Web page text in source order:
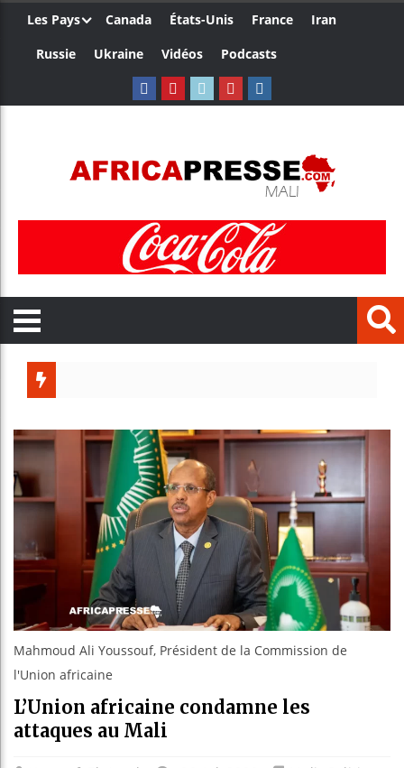
Les Pays Canada États-Unis France
Iran
Russie
Ukraine Vidéos Podcasts
Réforme
Bénin :
Aliko
Mahmoud Ali Youssouf, Président de la Commission de
l'Union africaine
L’Union africaine condamne les
attaques au Mali